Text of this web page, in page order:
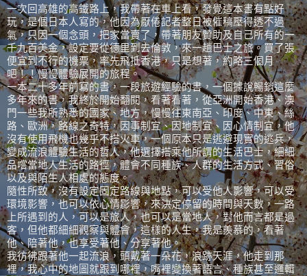
一次回高雄的高鐵路上，我帶著在車上看，發覺這本書有點好
玩，是個日本人寫的，他因為厭倦記者整日被催稿壓得透不過
氣，只因一個念頭，把家當賣了，帶著朋友贊助及自己所有的一
千九百美金，設定要從德里到去倫敦，來一趟巴士之旅。買了張
便宜到不行的機票，率先飛抵香港，只是想著，約略三個月
吧！！慢慢體驗展開的旅程。
一本二十多年前寫的書，一段旅遊經驗的書，一個據說暢銷這麼
多年來的書，我終於開始翻閱，看著看著，從亞洲開始香港、澳
門一些我所熟悉的國家、地方，慢慢往東南亞、印度、中東、絲
路、歐洲，路線之奇特，因事制宜、因地制宜、因心情制宜，他
沒有使用飛機也幾乎不搭火車，一個原本只是逃避現實的逃兵，
變成流浪體驗生活的哲人，他選擇搭乘他所謂的生活巴士，細細
品嚐當地人生活的路徑，體會不同種族、人群的生活方式、習俗
以及與陌生人相處的態度。
隨性所致，沒有設定固定路線與地點，可以受他人影響，可以受
環境影響，也可以依心情影響，來決定停留的時間與天數，一路
上所遇到的人，可以是旅人，也可以是當地人，對他而言都是過
客，但他都細細觀察與體會，這樣的人生，我是羨慕的，看著
他、陪著他，也享受著他、分享著他。
我彷彿跟著他一起流浪，頭戴著一朵花，浪跡天涯，他走到那
裡，我心中的地圖就跟到哪裡，嘴裡變換著語言、種族甚至邏輯